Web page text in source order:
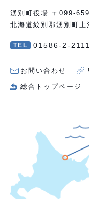
湧別町役場 〒099-
北海道紋別郡湧別町
TEL 01586-2-2111
お問い合わせ
総合トップページ